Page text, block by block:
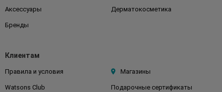
Аксессуары Дерматокосметика
Бренды
Клиентам
Правила и условия Магазины
Watsons Club Подарочные сертификаты